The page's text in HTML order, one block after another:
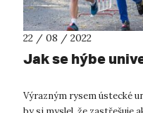
22 / 08 / 2022
Jak se hýbe
Výrazným rysem ústecké